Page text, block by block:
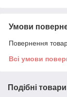
Умови
Повернення
Всі умови
Подібні